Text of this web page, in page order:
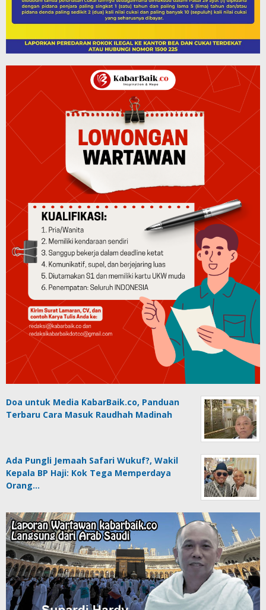
Doa untuk Media KabarBaik.co, Panduan
Terbaru Cara Masuk Raudhah Madinah
Ada Pungli Jemaah Safari Wukuf?, Wakil
Kepala BP Haji: Kok Tega Memperdaya
Orang…